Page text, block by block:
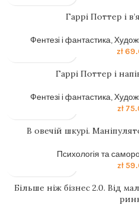
Гаррі Поттер і
Фентезі і фантастика,
zł
Гаррi Поттер i
Фентезі і фантастика,
zł
В овечій шкурі.
Психологія та
zł
Більше ніж бізнес 2.0. Від